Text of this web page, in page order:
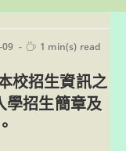
09
Reading
1 min(s) read
校招生資訊之
學招生簡章及